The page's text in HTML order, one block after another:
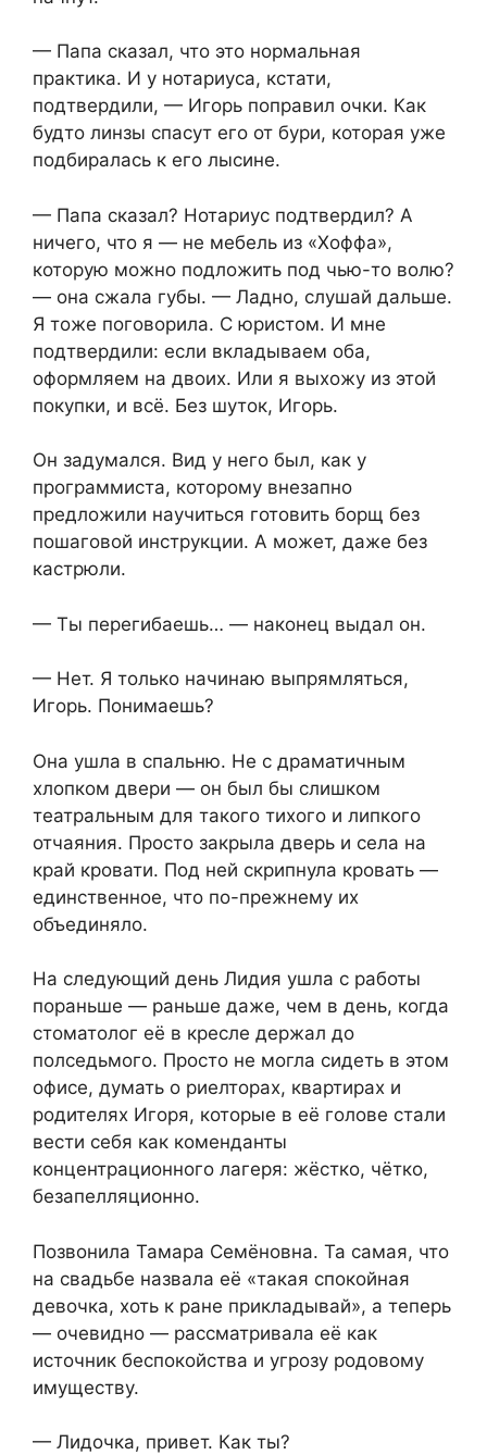
— Папа сказал, что это нормальная
практика. И у нотариуса, кстати,
подтвердили, — Игорь поправил очки. Как
будто линзы спасут его от бури, которая уже
подбиралась к его лысине.
— Папа сказал? Нотариус подтвердил? А
ничего, что я — не мебель из «Хоффа»,
которую можно подложить под чью-то волю?
— она сжала губы. — Ладно, слушай дальше.
Я тоже поговорила. С юристом. И мне
подтвердили: если вкладываем оба,
оформляем на двоих. Или я выхожу из этой
покупки, и всё. Без шуток, Игорь.
Он задумался. Вид у него был, как у
программиста, которому внезапно
предложили научиться готовить борщ без
пошаговой инструкции. А может, даже без
кастрюли.
— Ты перегибаешь… — наконец выдал он.
— Нет. Я только начинаю выпрямляться,
Игорь. Понимаешь?
Она ушла в спальню. Не с драматичным
хлопком двери — он был бы слишком
театральным для такого тихого и липкого
отчаяния. Просто закрыла дверь и села на
край кровати. Под ней скрипнула кровать —
единственное, что по-прежнему их
объединяло.
На следующий день Лидия ушла с работы
пораньше — раньше даже, чем в день, когда
стоматолог её в кресле держал до
полседьмого. Просто не могла сидеть в этом
офисе, думать о риелторах, квартирах и
родителях Игоря, которые в её голове стали
вести себя как коменданты
концентрационного лагеря: жёстко, чётко,
безапелляционно.
Позвонила Тамара Семёновна. Та самая, что
на свадьбе назвала её «такая спокойная
девочка, хоть к ране прикладывай», а теперь
— очевидно — рассматривала её как
источник беспокойства и угрозу родовому
имуществу.
— Лидочка, привет. Как ты?